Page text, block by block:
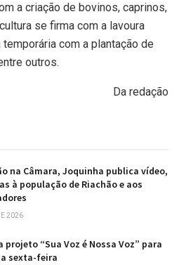
a criação de bovinos, caprinos,
se firma com a lavoura
com a plantação de
outros.
Da redação
na Câmara, Joquinha publica vídeo,
à população de Riachão e aos
2026
projeto “Sua Voz é Nossa Voz” para
sexta-feira